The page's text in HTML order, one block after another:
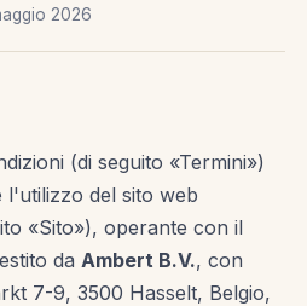
2026
(di seguito «Termini»)
l'utilizzo del sito web
«Sito»), operante con il
da Ambert B.V., con
7-9, 3500 Hasselt, Belgio,